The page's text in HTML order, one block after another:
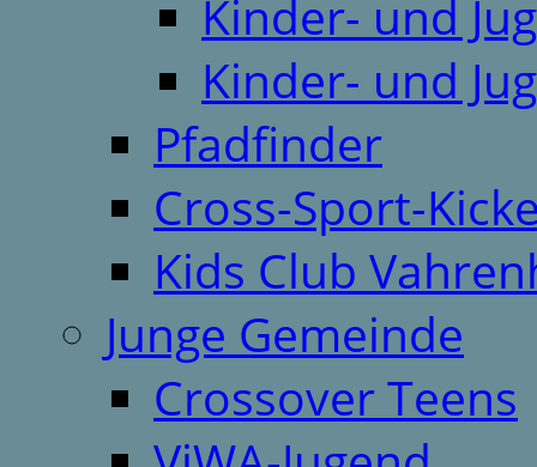
Kinder- und
Kinder- und
Pfadfinder
Cross-Sport-
Kids Club
Junge Gemeinde
Crossover Teens